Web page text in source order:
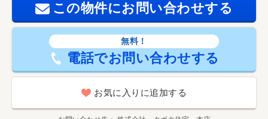
この物件にお問い合わせする
無料！
電話でお問い合わせする
お気に入りに追加する